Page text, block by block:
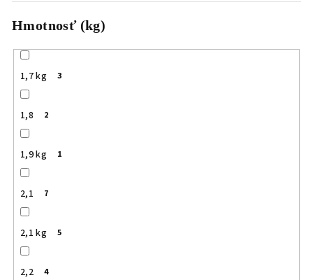
Hmotnosť (kg)
1,7 kg 3
1,8 2
1,9 kg 1
2,1 7
2,1 kg 5
2,2 4